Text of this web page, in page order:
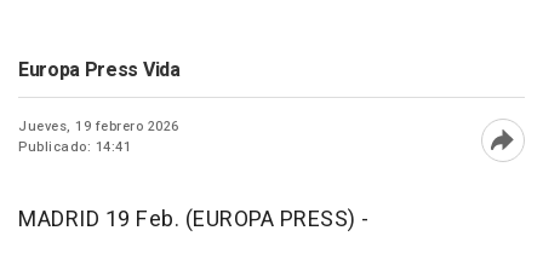
Europa Press Vida
Jueves, 19 febrero 2026
Publicado: 14:41
MADRID 19 Feb. (EUROPA PRESS) -